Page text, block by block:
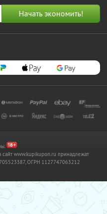
сайт www.kupikupon.ru принадлежат
ОГРН 1127747063212